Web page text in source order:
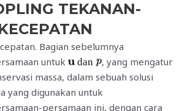
TEKANAN-
Bagian sebelumnya
untuk
dan
, yang mengatur
massa, dalam sebuah solusi
yang digunakan untuk
persamaan ini, dengan cara